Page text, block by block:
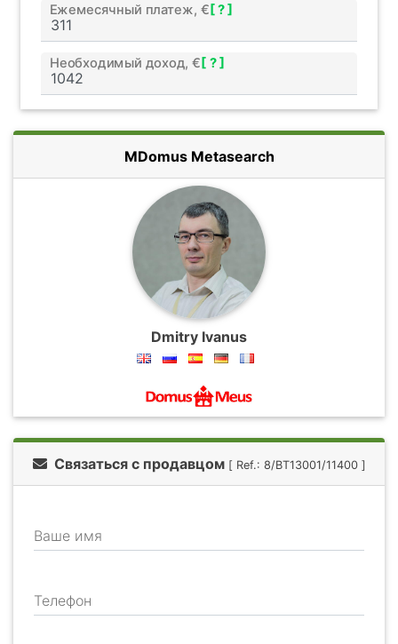
Ежемесячный платеж, € [ ? ]
Необходимый доход, € [ ? ]
MDomus Metasearch
Dmitry Ivanus
Связаться с продавцом [ Ref.: 8/BT13001/11400 ]
Ваше имя
Телефон